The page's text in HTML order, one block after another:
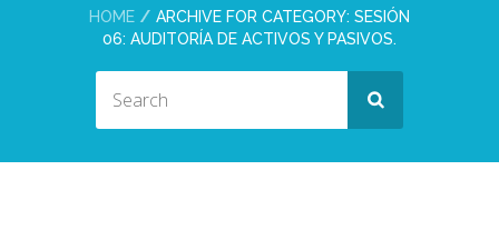
HOME
ARCHIVE FOR CATEGORY: SESIÓN
06: AUDITORÍA DE ACTIVOS Y PASIVOS.